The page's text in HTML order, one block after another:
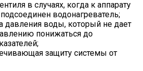
в случаях, когда к аппарату
водонагреватель;
давления воды, который не дает
понижаться до
защиту системы от